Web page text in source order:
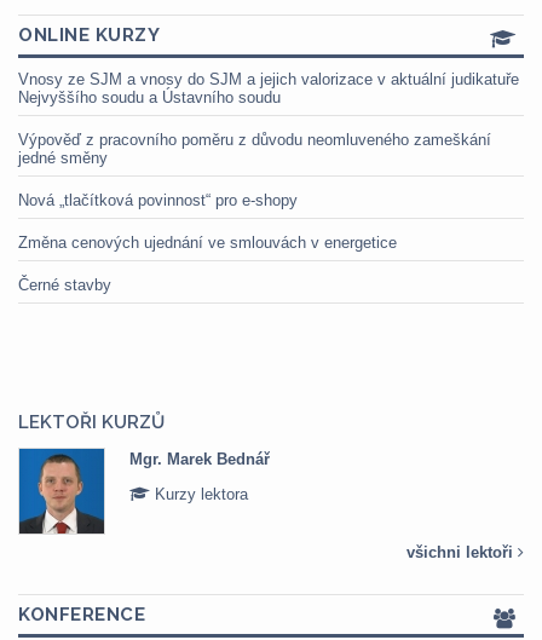
ONLINE KURZY
Vnosy ze SJM a vnosy do SJM a jejich valorizace v aktuální judikatuře
Nejvyššího soudu a Ústavního soudu
Výpověď z pracovního poměru z důvodu neomluveného zameškání
jedné směny
Nová „tlačítková povinnost“ pro e-shopy
Změna cenových ujednání ve smlouvách v energetice
Černé stavby
LEKTOŘI KURZŮ
Mgr. Marek Bednář
Kurzy lektora
všichni lektoři
KONFERENCE